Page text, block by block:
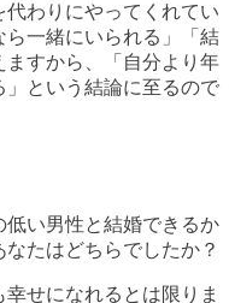
わりにやってくれてい
一緒にいられる」「結
すから、「自分より年
という結論に至るので
低い男性と結婚できるか
たはどちらでしたか？
せになれるとは限りま